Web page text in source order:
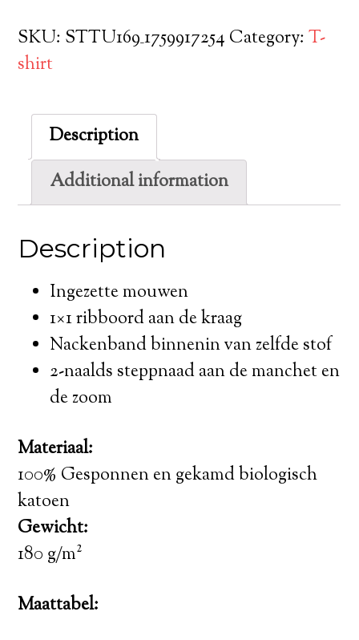
SKU: STTU169_1759917254 Category:T-
shirt
Description
Additional information
Description
Ingezette mouwen
1×1 ribboord aan de kraag
Nackenband binnenin van zelfde stof
2-naalds steppnaad aan de manchet en
de zoom
Materiaal:
100% Gesponnen en gekamd biologisch
katoen
Gewicht:
180 g/m²
Maattabel: